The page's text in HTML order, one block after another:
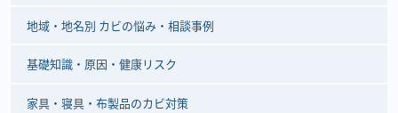
地域・地名別 カビの悩み・相談事例
基礎知識・原因・健康リスク
家具・寝具・布製品のカビ対策